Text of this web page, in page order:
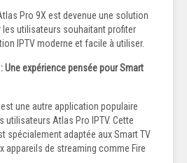
Pro 9X est devenue une solution
les utilisateurs souhaitant profiter
IPTV moderne et facile à utiliser.
Une expérience pensée pour Smart
une autre application populaire
utilisateurs Atlas Pro IPTV. Cette
spécialement adaptée aux Smart TV
appareils de streaming comme Fire